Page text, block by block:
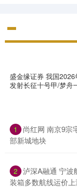
盛金缘证券 我国
发射长征十号甲/梦舟
1
尚红网 南京9宗
部新城地块
2 泸深A融通 宁波
装箱多数航线运价